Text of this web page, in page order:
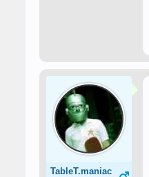
TableT.maniac